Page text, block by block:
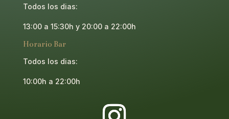
Todos los dias:
13:00 a 15:30h y 20:00 a 22:00h
Horario Bar
Todos los dias:
10:00h a 22:00h